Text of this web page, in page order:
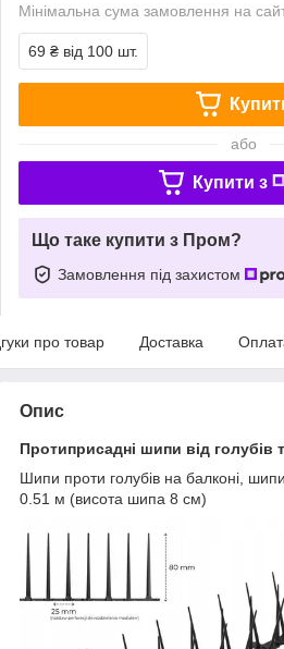
Мінімальна сума замовлення на
69 ₴ від 100 шт.
або
Купити з
Що таке купити з Пром?
Замовлення під захистом
про товар Доставка
Опис
Протиприсадні шипи від голубів
Шипи проти голубів на балконі, шипи
0.51 м (висота шипа 8 см)